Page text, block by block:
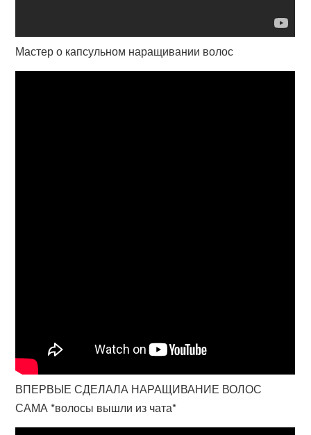
Мастер о капсульном наращивании волос
ВПЕРВЫЕ СДЕЛАЛА НАРАЩИВАНИЕ ВОЛОС
САМА *волосы вышли из чата*